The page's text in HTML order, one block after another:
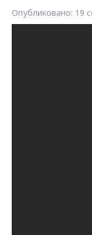
Опубликовано: 19